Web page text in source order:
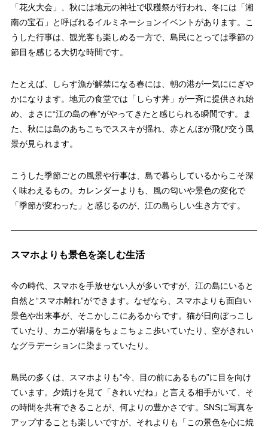
「花火大会」、秋には地元の神社で収穫祭が行われ、冬には「湘
南の宝石」と呼ばれるイルミネーションイベントがあります。こ
うした行事は、観光客も楽しめる一方で、島民にとっては季節の
節目を感じる大切な時間です。
たとえば、しらす漁が解禁になる春には、朝の港が一気ににぎや
かになります。地元の食堂では「しらす丼」が一斉に提供され始
め、まさに“江の島の春”がやってきたと感じられる瞬間です。ま
た、秋には島のあちこちでススキが揺れ、赤とんぼが飛び交う風
景が見られます。
こうした季節ごとの風景や行事は、島で暮らしているからこそ深
く味わえるもの。カレンダーよりも、風の匂いや景色の変化で
「季節が変わった」と感じるのが、江の島らしい生き方です。
スマホよりも景色を楽しむ生活
今の時代、スマホを手放せない人が多いですが、江の島にいると
自然と“スマホ離れ”ができます。なぜなら、スマホよりも面白い
景色や出来事が、そこかしこにあるからです。猫が日向ぼっこし
ていたり、カニが岩場をちょこちょこ歩いていたり、空がきれい
なグラデーションに染まっていたり。
島民の多くは、スマホよりも“今、目の前にあるもの”に目を向け
ています。夕焼けを見て「きれいだね」と言える相手がいて、そ
の時間を共有できることが、何よりの豊かさです。SNSに写真を
アップすることも楽しいですが、それよりも「この景色を心に焼